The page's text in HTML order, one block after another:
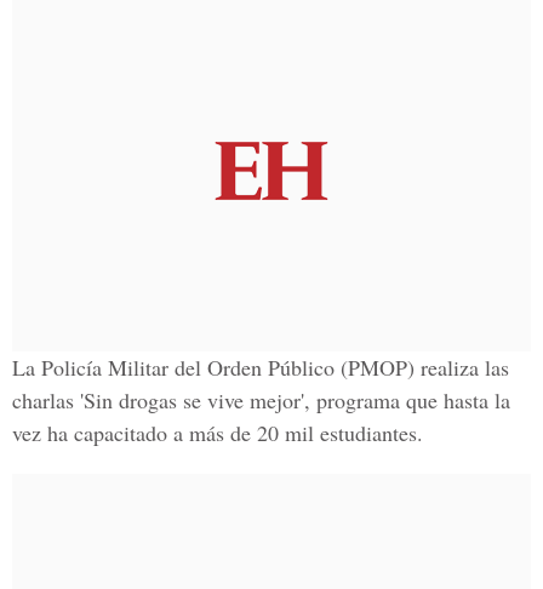
La Policía Militar del Orden Público (PMOP) realiza las
charlas 'Sin drogas se vive mejor', programa que hasta la
vez ha capacitado a más de 20 mil estudiantes.